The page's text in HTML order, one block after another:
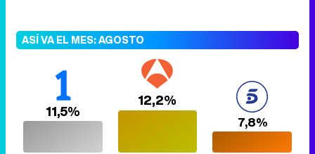
ASÍ VA EL MES: AGOSTO
11,5%
12,2%
7,8%